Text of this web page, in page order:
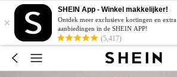
×
SHEIN App - Winkel makkelijker!
Ontdek meer exclusieve kortingen en extra
aanbiedingen in de SHEIN APP!
(5,417)